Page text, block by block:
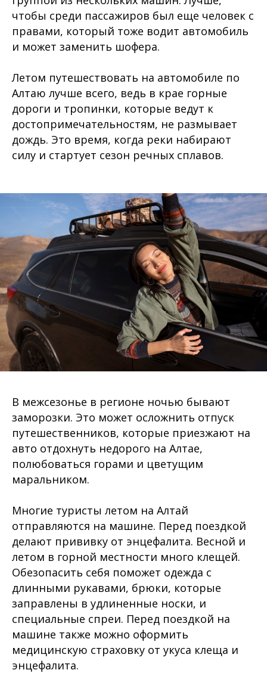
чтобы среди пассажиров был еще человек с
правами, который тоже водит автомобиль
и может заменить шофера.
Летом путешествовать на автомобиле по
Алтаю лучше всего, ведь в крае горные
дороги и тропинки, которые ведут к
достопримечательностям, не размывает
дождь. Это время, когда реки набирают
силу и стартует сезон речных сплавов.
В межсезонье в регионе ночью бывают
заморозки. Это может осложнить отпуск
путешественников, которые приезжают на
авто отдохнуть недорого на Алтае,
полюбоваться горами и цветущим
маральником.
Многие туристы летом на Алтай
отправляются на машине. Перед поездкой
делают прививку от энцефалита. Весной и
летом в горной местности много клещей.
Обезопасить себя поможет одежда с
длинными рукавами, брюки, которые
заправлены в удлиненные носки, и
специальные спреи. Перед поездкой на
машине также можно оформить
медицинскую страховку от укуса клеща и
энцефалита.